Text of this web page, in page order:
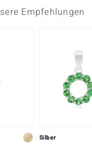
Empfehlungen
Silber